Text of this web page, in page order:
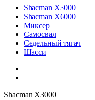
Shacman X3000
Shacman X6000
Миксер
Самосвал
Седельный тягач
Шасси
Shacman X3000